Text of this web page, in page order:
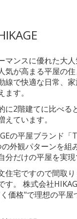
マンスに優れた大
気が高まる平屋の
線で快適な日常、
す。
に2階建てに比べる
ています。
の平屋ブランド「
外観パターンを組
分だけの平屋を実現
住宅ですので間取
す。 株式会社
価格"で理想の平屋